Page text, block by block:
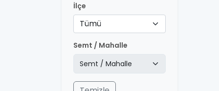
İlçe
Tümü
Semt / Mahalle